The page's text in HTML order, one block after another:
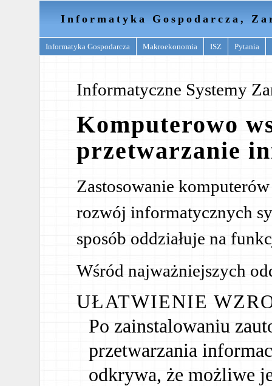
Informatyka Gospodarcza,
Informatyka Gospodarcza Makroekonomia ISZ Pytania
Informatyczne Systemy
Komputerowo
przetwarzanie
Zastosowanie
rozwój informatycznych
sposób oddziałuje na
Wśród najważniejszych
UŁATWIENIE
Po zainstalowaniu
przetwarzania
odkrywa, że możliwe